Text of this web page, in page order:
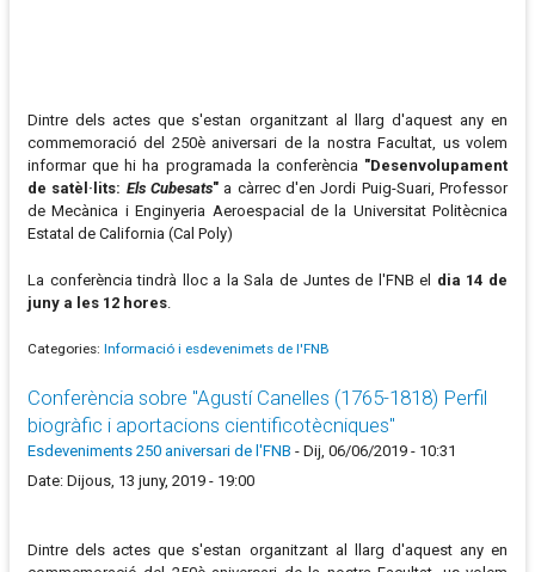
Dintre dels actes que s'estan organitzant al llarg d'aquest any en
commemoració del 250è aniversari de la nostra Facultat, us volem
informar que hi ha programada la conferència "Desenvolupament
de satèl·lits: Els Cubesats" a càrrec d'en Jordi Puig-Suari, Professor
de Mecànica i Enginyeria Aeroespacial de la Universitat Politècnica
Estatal de California (Cal Poly)
La conferència tindrà lloc a la Sala de Juntes de l'FNB el dia 14 de
juny a les 12 hores.
Categories: Informació i esdevenimets de l'FNB
Conferència sobre "Agustí Canelles (1765-1818) Perfil
biogràfic i aportacions cientificotècniques"
Esdeveniments 250 aniversari de l'FNB - Dij, 06/06/2019 - 10:31
Date: Dijous, 13 juny, 2019 - 19:00
Dintre dels actes que s'estan organitzant al llarg d'aquest any en